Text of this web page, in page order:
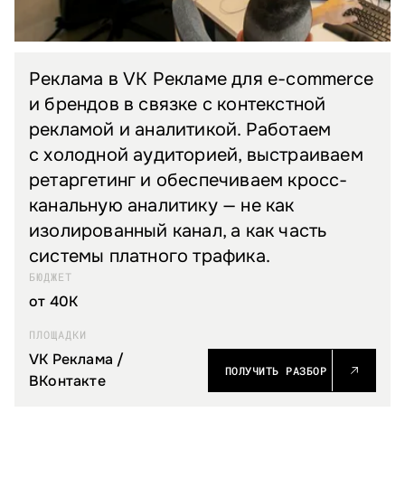
Реклама в VK Рекламе для e-commerce
и брендов в связке с контекстной
рекламой и аналитикой. Работаем
с холодной аудиторией, выстраиваем
ретаргетинг и обеспечиваем кросс-
канальную аналитику — не как
изолированный канал, а как часть
системы платного трафика.
БЮДЖЕТ
от 40K
ПЛОЩАДКИ
VK Реклама /
ВКонтакте
ПОЛУЧИТЬ РАЗБОР